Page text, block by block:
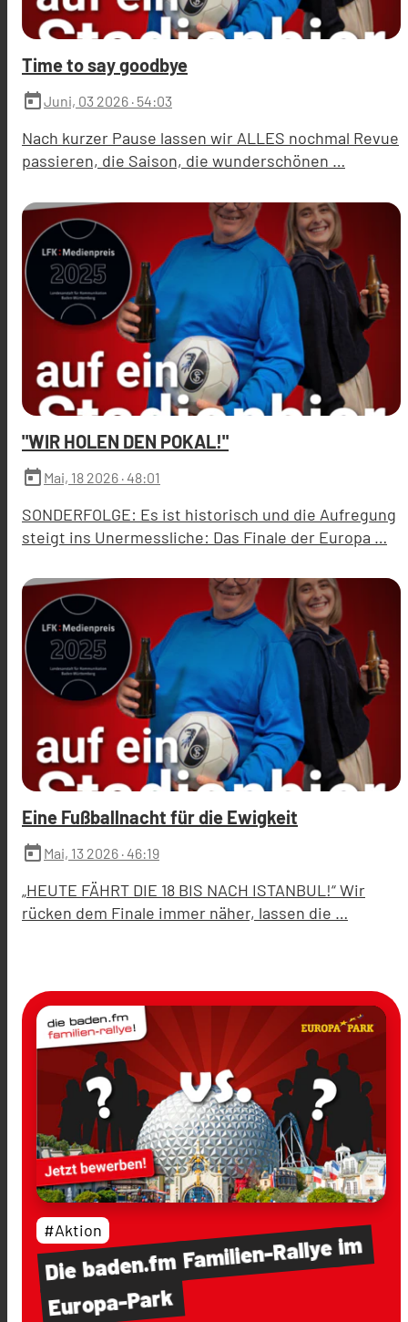
Time to say goodbye
today Juni, 03 2026 · 54:03
Nach kurzer Pause lassen wir ALLES nochmal Revue
passieren, die Saison, die wunderschönen …
"WIR HOLEN DEN POKAL!"
today Mai, 18 2026 · 48:01
SONDERFOLGE: Es ist historisch und die Aufregung
steigt ins Unermessliche: Das Finale der Europa …
Eine Fußballnacht für die Ewigkeit
today Mai, 13 2026 · 46:19
„HEUTE FÄHRT DIE 18 BIS NACH ISTANBUL!“ Wir
rücken dem Finale immer näher, lassen die …
Diebaden.fmFamilien-Rallyeim
Europa-Park
#Aktion